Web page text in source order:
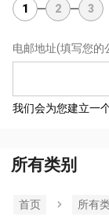
1 2 3
电邮地址(填写您的
我们会为您建立一
所有类别
首页 所有